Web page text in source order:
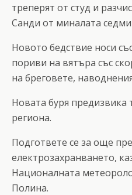
треперят от студ и
Санди от миналата
Новото бедствие носи
пориви на вятъра със
на бреговете,
Новата буря предизвика
региона.
Подгответе се за още
електрозахранването,
Националната
Полина.